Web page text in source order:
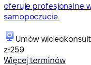
oferuje profesjonalne
samopoczucie.
Umów
zł259
Więcej terminów